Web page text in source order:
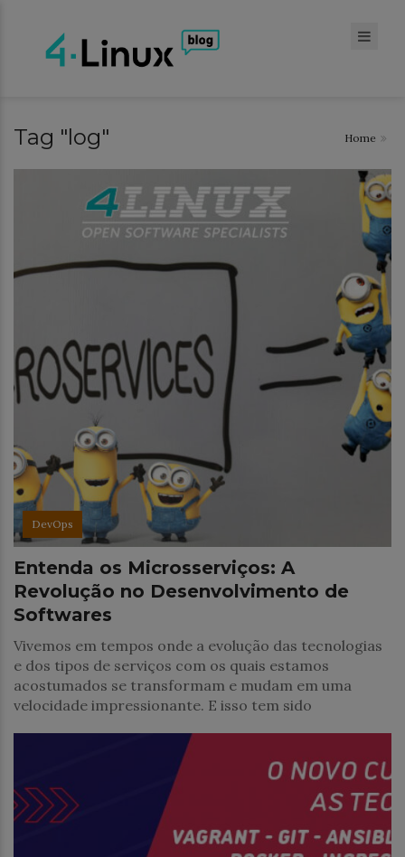
Tag "log" Home
DevOps
Entenda os Microsserviços: A
Revolução no Desenvolvimento de
Softwares
Vivemos em tempos onde a evolução das tecnologias
e dos tipos de serviços com os quais estamos
acostumados se transformam e mudam em uma
velocidade impressionante. E isso tem sido